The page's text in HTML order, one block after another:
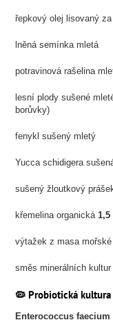
řepkový olej lisovaný
lněná semínka mletá
potravinová rašelina
lesní plody sušené
borůvky)
fenykl sušený mletý
Yucca schidigera
sušený žloutkový
křemelina organická1,5
výtažek z masa
směs minerálních kultur
🦠 Probiotická kultura
Enterococcus faecium